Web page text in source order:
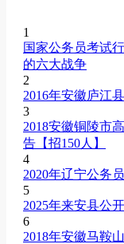
1
国家公务员考试
的六大战争
2
2016年安徽庐江
3
2018安徽铜陵市
告【招150人】
4
2020年辽宁公务
5
2025年来安县公
6
2018年安徽马鞍